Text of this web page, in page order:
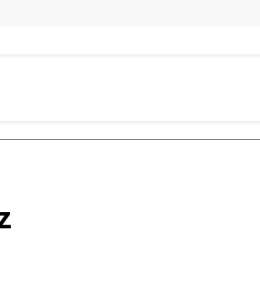
mínimas cercanas a 1°C
de chats privados